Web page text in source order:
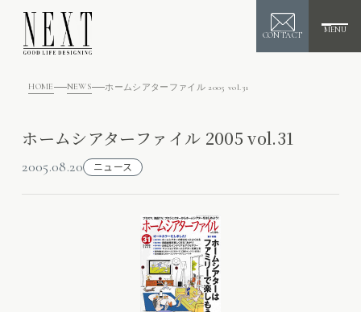
CONTACT
MENU
HOME NEWS ホームシアターファイル 2005 vol.31
ホームシアターファイル 2005 vol.31
2005.08.20 ニュース